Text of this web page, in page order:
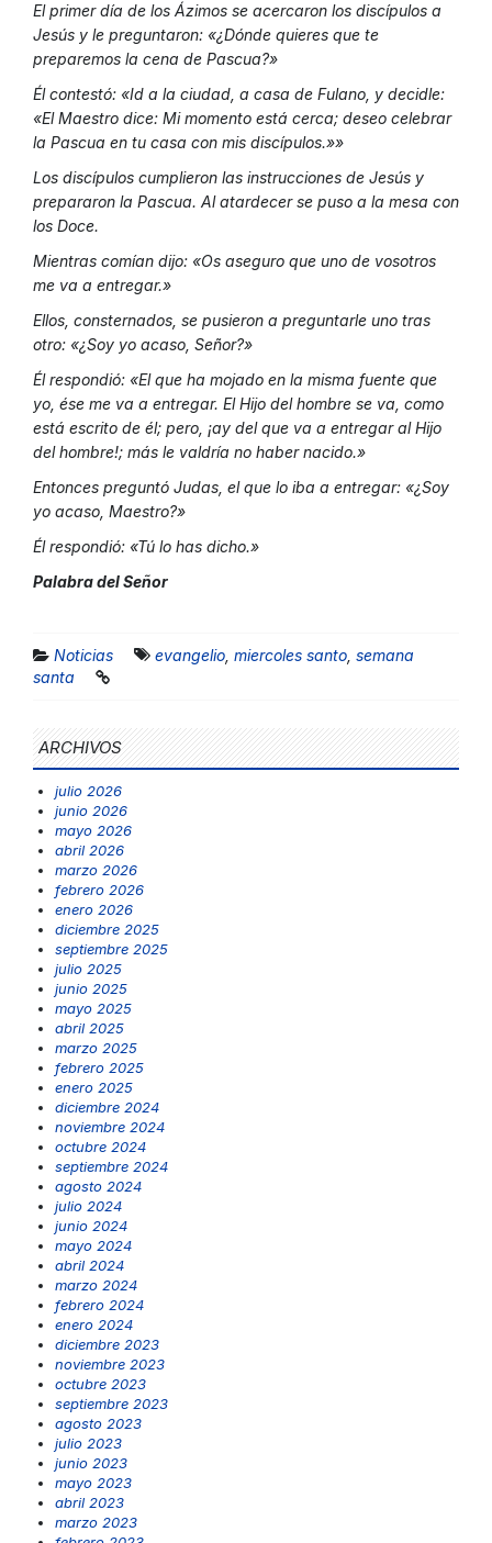
El primer día de los Ázimos se acercaron los discípulos a
Jesús y le preguntaron: «¿Dónde quieres que te
preparemos la cena de Pascua?»
Él contestó: «Id a la ciudad, a casa de Fulano, y decidle:
«El Maestro dice: Mi momento está cerca; deseo celebrar
la Pascua en tu casa con mis discípulos.»»
Los discípulos cumplieron las instrucciones de Jesús y
prepararon la Pascua. Al atardecer se puso a la mesa con
los Doce.
Mientras comían dijo: «Os aseguro que uno de vosotros
me va a entregar.»
Ellos, consternados, se pusieron a preguntarle uno tras
otro: «¿Soy yo acaso, Señor?»
Él respondió: «El que ha mojado en la misma fuente que
yo, ése me va a entregar. El Hijo del hombre se va, como
está escrito de él; pero, ¡ay del que va a entregar al Hijo
del hombre!; más le valdría no haber nacido.»
Entonces preguntó Judas, el que lo iba a entregar: «¿Soy
yo acaso, Maestro?»
Él respondió: «Tú lo has dicho.»
Palabra del Señor
Noticias evangelio miercoles santo semana
santa
ARCHIVOS
julio 2026
junio 2026
mayo 2026
abril 2026
marzo 2026
febrero 2026
enero 2026
diciembre 2025
septiembre 2025
julio 2025
junio 2025
mayo 2025
abril 2025
marzo 2025
febrero 2025
enero 2025
diciembre 2024
noviembre 2024
octubre 2024
septiembre 2024
agosto 2024
julio 2024
junio 2024
mayo 2024
abril 2024
marzo 2024
febrero 2024
enero 2024
diciembre 2023
noviembre 2023
octubre 2023
septiembre 2023
agosto 2023
julio 2023
junio 2023
mayo 2023
abril 2023
marzo 2023